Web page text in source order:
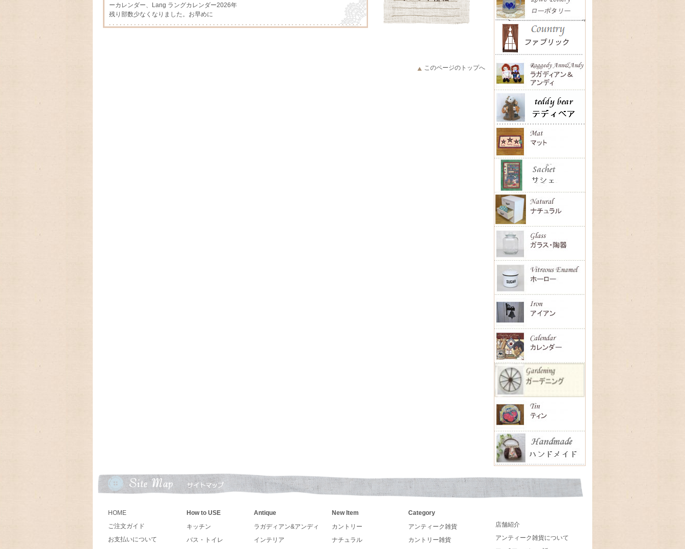
ーカレンダー、Lang ラングカレンダー2026年
残り部数少なくなりました。お早めに
2023/08/31 ♫ 2024年USAラングカレンダー、レガシーカレンダー予約販売中です
お買い上げの方に、キャンベルキッズのアイロンプリントフェルトをプレゼント致します
レンダー2024年入荷いたしました。
Legacy レガシーカレンダー2024年は9月中旬となりそうです。数に限りが有りますので,お早
このページのトップへ
HOME
ご注文ガイド
お支払いについて
How to USE
キッチン
バス・トイレ
Antique
ラガディアン&アンディ
インテリア
New Item
カントリー
ナチュラル
Category
アンティーク雑貨
カントリー雑貨
店舗紹介
アンティーク雑貨について